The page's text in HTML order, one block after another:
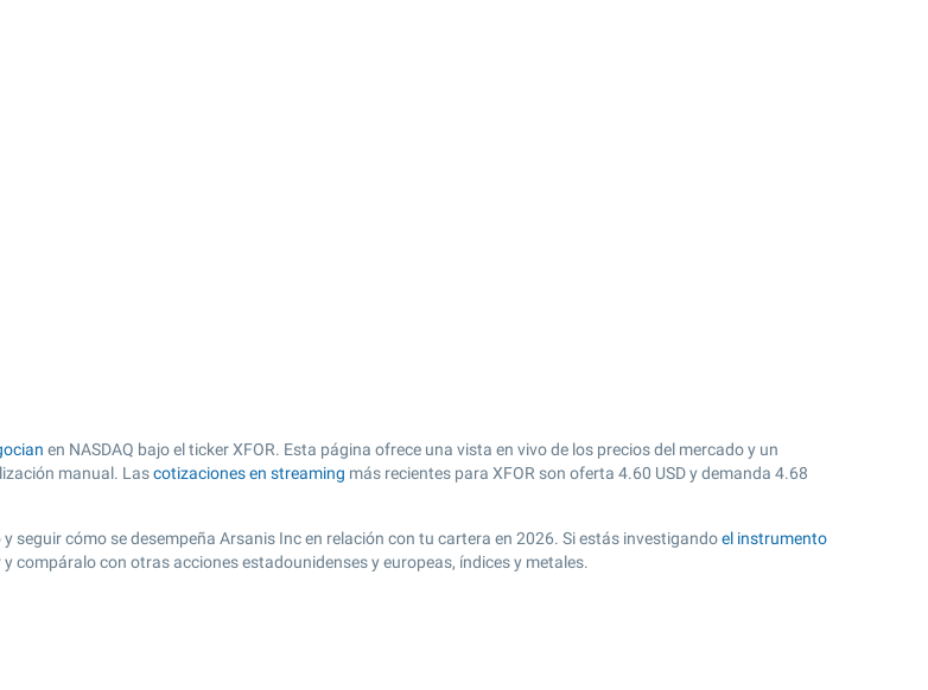
en NASDAQ bajo el ticker XFOR. Esta página ofrece una vista en vivo de los precios del mercado y un
manual. Lascotizaciones en streaming más recientes para XFOR son oferta 4.60 USD y demanda 4.68
seguir cómo se desempeña Arsanis Inc en relación con tu cartera en 2026. Si estás investigandoel instrumento
compáralo con otras acciones estadounidenses y europeas, índices y metales.